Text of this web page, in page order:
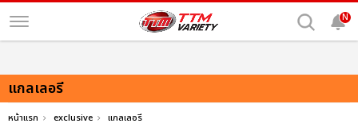
N
แกลเลอรี
หน้าแรก exclusive แกลเลอรี